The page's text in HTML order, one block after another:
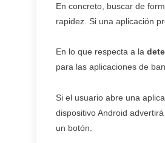
En concreto, buscar de
rapidez. Si una aplicación
En lo que respecta a la
para las aplicaciones de
Si el usuario abre una
dispositivo Android
un botón.